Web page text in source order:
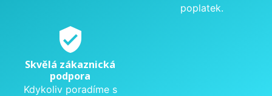
poplatek.
verified_user
Skvělá zákaznická
podpora
Kdykoliv poradíme s